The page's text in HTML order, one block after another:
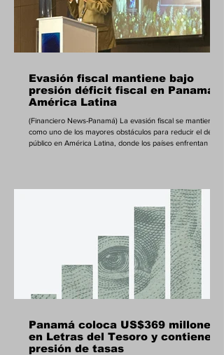
Evasión fiscal mantiene bajo
presión déficit fiscal en Panamá y
América Latina
(Financiero News-Panamá) La evasión fiscal se mantiene
como uno de los mayores obstáculos para reducir el déficit
público en América Latina, donde los países enfrentan una
Interamericano de Administraciones Tributarias, durante el
IX Congreso Internacional de Derecho Tributario,
organizado por el Tribunal Administrativo T
Panamá coloca US$369 millones
en Letras del Tesoro y contiene
presión de tasas